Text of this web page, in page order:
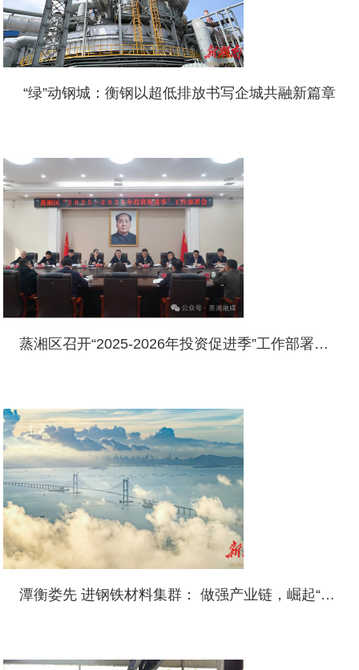
“绿”动钢城：衡钢以超低排放书写企城共融新篇章
蒸湘区召开“2025-2026年投资促进季”工作部署会议
潭衡娄先 进钢铁材料集群： 做强产业链，崛起“钢三角”